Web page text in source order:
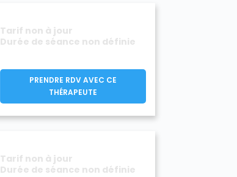
Tarif non à jour
Durée de séance non définie
PRENDRE RDV AVEC CE
THÉRAPEUTE
Tarif non à jour
Durée de séance non définie